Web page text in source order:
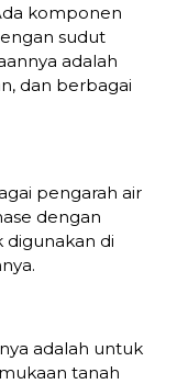
komponen
sudut
adalah
dan berbagai
pengarah air
dengan
digunakan di
adalah untuk
tanah